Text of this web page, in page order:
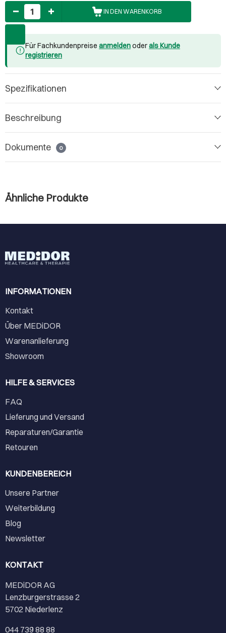
Anzahl
IN DEN WARENKORB
Für Fachkundenpreise anmeldenoderals Kunde
registrieren
Spezifikationen
Beschreibung
Dokumente 0
Ähnliche Produkte
INFORMATIONEN
Kontakt
Über MEDiDOR
Warenanlieferung
Showroom
HILFE & SERVICES
FAQ
Lieferung und Versand
Reparaturen/Garantie
Retouren
KUNDENBEREICH
Unsere Partner
Weiterbildung
Blog
Newsletter
KONTAKT
MEDiDOR AG
Lenzburgerstrasse 2
5702 Niederlenz
044 739 88 88